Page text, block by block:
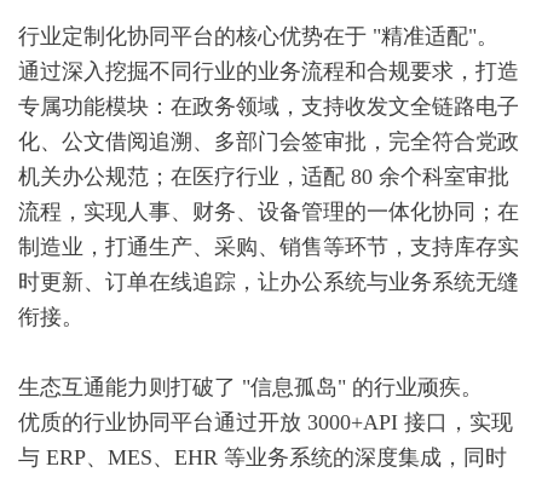
行业定制化协同平台的核心优势在于 "精准适配"。
通过深入挖掘不同行业的业务流程和合规要求，打造
专属功能模块：在政务领域，支持收发文全链路电子
化、公文借阅追溯、多部门会签审批，完全符合党政
机关办公规范；在医疗行业，适配 80 余个科室审批
流程，实现人事、财务、设备管理的一体化协同；在
制造业，打通生产、采购、销售等环节，支持库存实
时更新、订单在线追踪，让办公系统与业务系统无缝
衔接。
生态互通能力则打破了 "信息孤岛" 的行业顽疾。
优质的行业协同平台通过开放 3000+API 接口，实现
与 ERP、MES、EHR 等业务系统的深度集成，同时